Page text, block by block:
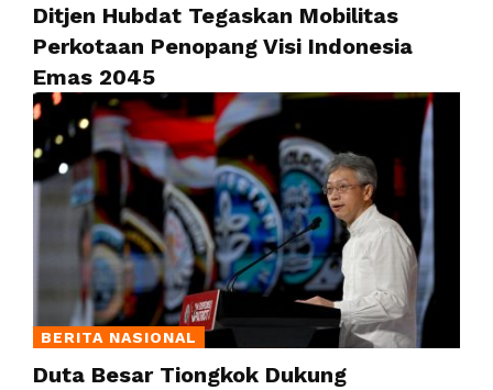
Ditjen Hubdat Tegaskan Mobilitas
Perkotaan Penopang Visi Indonesia
Emas 2045
BERITA NASIONAL
Duta Besar Tiongkok Dukung